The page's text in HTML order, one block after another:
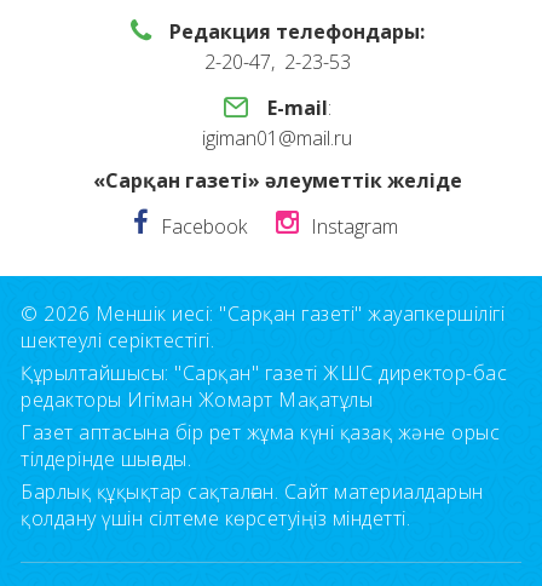
Редакция телефондары:
2-20-47, 2-23-53
E-mail:
igiman01@mail.ru
«Сарқан газеті» әлеуметтік желіде
Facebook
Instagram
© 2026 Меншік иесі: "Сарқан газеті" жауапкершілігі
шектеулі серіктестігі.
Құрылтайшысы: "Сарқан" газеті ЖШС директор-бас
редакторы Игіман Жомарт Мақатұлы
Газет аптасына бір рет жұма күні қазақ және орыс
тілдерінде шығады.
Барлық құқықтар сақталған. Сайт материалдарын
қолдану үшін сілтеме көрсетуіңіз міндетті.